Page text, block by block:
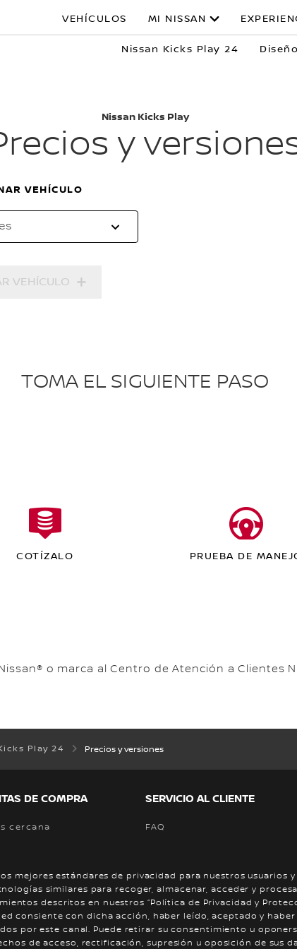
mejores estándares de privacidad para nuestros usuarios
similares para recoger, almacenar, acceder y
descritos en nuestros “Política de Privacidad y
consiente con dicha acción, haber leído, aceptado y
por este canal. Puede retirar su consentimiento u
de acceso, rectificación, supresión u oposición de sus
VEHÍCULOS MI NISSAN
Nissan Kicks Play 24 Diseño
Nissan Kicks Play
y
VEHÍCULO
VEHÍCULO
TOMA EL SIGUIENTE PASO
COTÍZALO PRUEBA DE
o marca al Centro de Atención a Clientes
Play 24 Precios y versiones
DE COMPRA
cercana
SERVICIO AL CLIENTE
FAQ